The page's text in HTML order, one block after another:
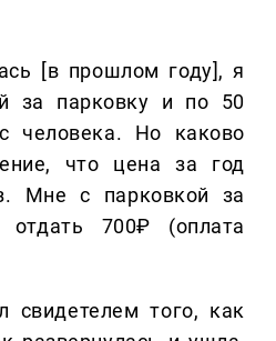
[в прошлом году], я
за парковку и по 50
человека. Но каково
что цена за год
Мне с парковкой за
отдать 700₽ (оплата
свидетелем того, как